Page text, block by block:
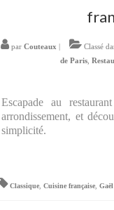
parCouteaux | Classé
de Paris ,
Escapade au
arrondissement, et
simplicité.
Classique ,Cuisine française ,